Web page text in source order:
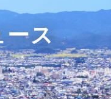
34-2525
210-1200
960-8252
ース